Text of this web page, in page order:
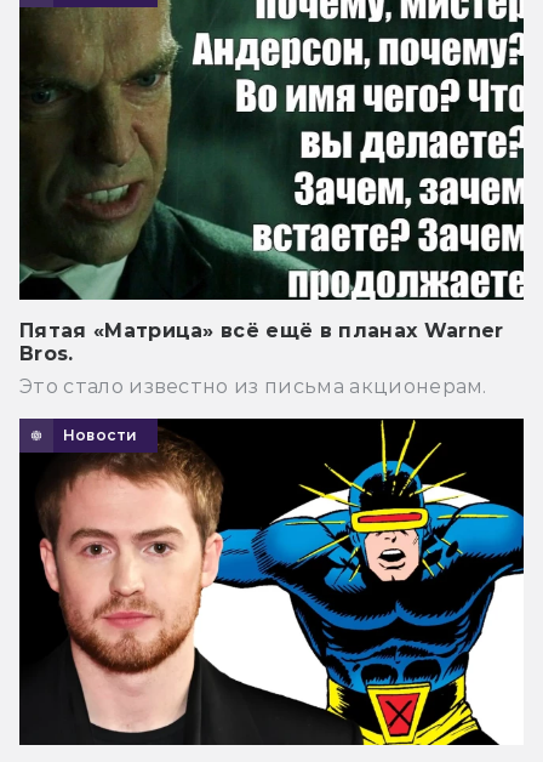
Пятая «Матрица» всё ещё в планах Warner
Bros.
Это стало известно из письма акционерам.
Новости